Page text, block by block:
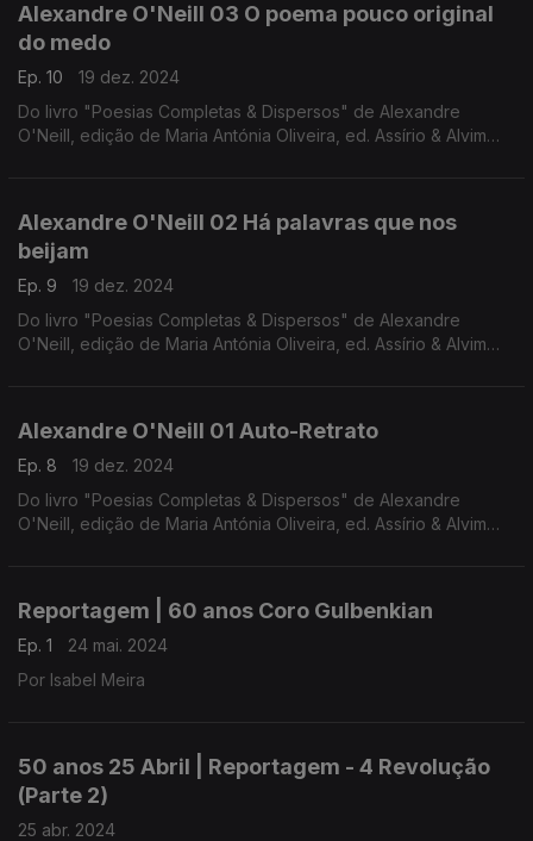
Alexandre O'Neill 03 O poema pouco original
do medo
Ep. 10
19 dez. 2024
Do livro "Poesias Completas & Dispersos" de Alexandre
O'Neill, edição de Maria Antónia Oliveira, ed. Assírio & Alvim
Alexandre O'Neill 02 Há palavras que nos
beijam
Ep. 9
19 dez. 2024
Do livro "Poesias Completas & Dispersos" de Alexandre
O'Neill, edição de Maria Antónia Oliveira, ed. Assírio & Alvim
Alexandre O'Neill 01 Auto-Retrato
Ep. 8
19 dez. 2024
Do livro "Poesias Completas & Dispersos" de Alexandre
O'Neill, edição de Maria Antónia Oliveira, ed. Assírio & Alvim
Reportagem | 60 anos Coro Gulbenkian
Ep. 1
24 mai. 2024
Por Isabel Meira
50 anos 25 Abril | Reportagem - 4 Revolução
(Parte 2)
25 abr. 2024